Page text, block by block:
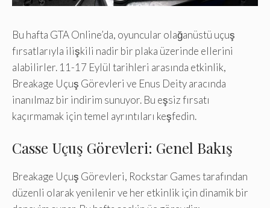
Bu hafta GTA Online’da, oyuncular olağanüstü uçuş
fırsatlarıyla ilişkili nadir bir plaka üzerinde ellerini
alabilirler. 11-17 Eylül tarihleri ​​arasında etkinlik,
Breakage Uçuş Görevleri ve Enus Deity aracında
inanılmaz bir indirim sunuyor. Bu eşsiz fırsatı
kaçırmamak için temel ayrıntıları keşfedin.
Casse Uçuş Görevleri: Genel Bakış
Breakage Uçuş Görevleri, Rockstar Games tarafından
düzenli olarak yenilenir ve her etkinlik için dinamik bir